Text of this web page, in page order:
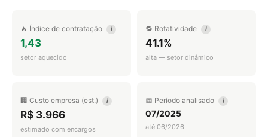
🔥 Índice de contratação i
1,43
setor aquecido
🔁 Rotatividade i
41.1%
alta — setor dinâmico
🏢 Custo empresa (est.) i
R$ 3.966
estimado com encargos
📅 Período analisado i
07/2025
até 06/2026